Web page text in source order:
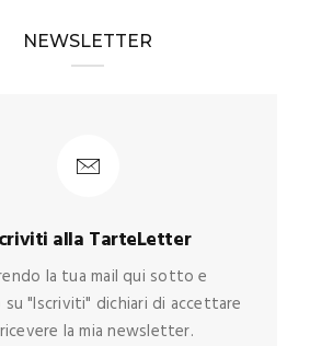
NEWSLETTER
alla TarteLetter
la tua mail qui sotto e
su "Iscriviti" dichiari di accettare
la mia newsletter.